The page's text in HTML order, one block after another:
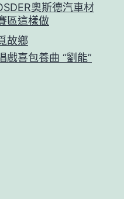
奧斯德汽車材
區這樣做
故鄉
戲喜包養曲 “劉能”